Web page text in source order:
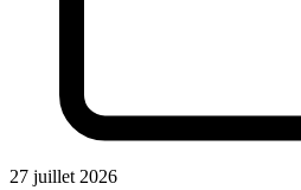
27 juillet 2026